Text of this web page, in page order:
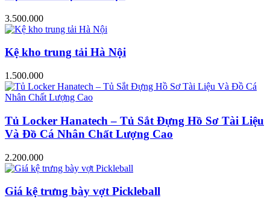
3.500.000
Kệ kho trung tải Hà Nội
1.500.000
Tủ Locker Hanatech – Tủ Sắt Đựng Hồ Sơ Tài Liệu
Và Đồ Cá Nhân Chất Lượng Cao
2.200.000
Giá kệ trưng bày vợt Pickleball